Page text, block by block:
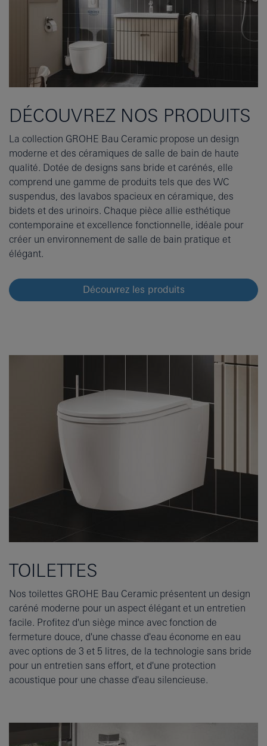
DÉCOUVREZ NOS PRODUITS
La collection GROHE Bau Ceramic propose un design
moderne et des céramiques de salle de bain de haute
qualité. Dotée de designs sans bride et carénés, elle
comprend une gamme de produits tels que des WC
suspendus, des lavabos spacieux en céramique, des
bidets et des urinoirs. Chaque pièce allie esthétique
contemporaine et excellence fonctionnelle, idéale pour
créer un environnement de salle de bain pratique et
élégant.
Découvrez les produits
TOILETTES
Nos toilettes GROHE Bau Ceramic présentent un design
caréné moderne pour un aspect élégant et un entretien
facile. Profitez d'un siège mince avec fonction de
fermeture douce, d'une chasse d'eau économe en eau
avec options de 3 et 5 litres, de la technologie sans bride
pour un entretien sans effort, et d'une protection
acoustique pour une chasse d'eau silencieuse.